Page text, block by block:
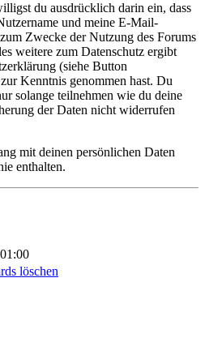
du ausdrücklich darin ein, dass
und meine E-Mail-
Zwecke der Nutzung des Forums
weitere zum Datenschutz ergibt
(siehe Button
Kenntnis genommen hast. Du
solange teilnehmen wie du deine
der Daten nicht widerrufen
mit deinen persönlichen Daten
enthalten.
löschen